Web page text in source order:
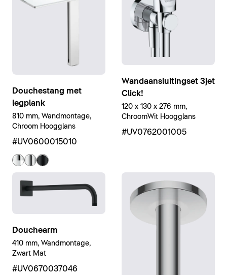
Douchestang met
legplank
810 mm, Wandmontage,
Chroom Hoogglans
#UV0600015010
Wandaansluitingset 3jet
Click!
120 x 130 x 276 mm,
ChroomWit Hoogglans
#UV0762001005
Douchearm
410 mm, Wandmontage,
Zwart Mat
#UV0670037046